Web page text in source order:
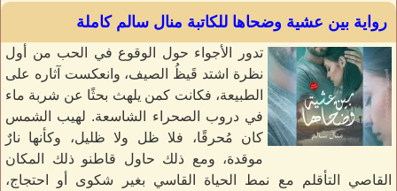
رواية بين عشية وضحاها للكاتبة منال سالم كاملة
تدور الأجواء حول الوقوع في الحب من أول
نظرة اشتد قَيظُ الصيف، وانعكست آثاره على
الطبيعة، فكانت كمن يلهث بحثًا عن شربة ماء
في دروب الصحراء الشاسعة. لهيب الشمس
كان مُحرقًا، فلا ظل ولا ظليل، وكأنها نارٌ
موقدة، ومع ذلك حاول قاطنو ذلك المكان
القاصي التأقلم مع نمط الحياة القاسي بغير شكوى أو احتجاج،